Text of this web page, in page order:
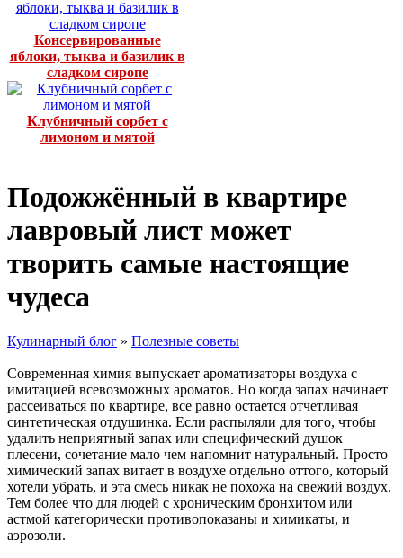
Консервированные
яблоки, тыква и базилик в
сладком сиропе
Клубничный сорбет с
лимоном и мятой
Подожжённый в квартире
лавровый лист может
творить самые настоящие
чудеса
Кулинарный блог » Полезные советы
Современная химия выпускает ароматизаторы воздуха с
имитацией всевозможных ароматов. Но когда запах начинает
рассеиваться по квартире, все равно остается отчетливая
синтетическая отдушинка. Если распыляли для того, чтобы
удалить неприятный запах или специфический душок
плесени, сочетание мало чем напомнит натуральный. Просто
химический запах витает в воздухе отдельно оттого, который
хотели убрать, и эта смесь никак не похожа на свежий воздух.
Тем более что для людей с хроническим бронхитом или
астмой категорически противопоказаны и химикаты, и
аэрозоли.